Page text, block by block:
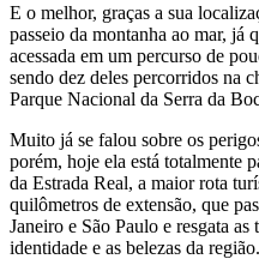
E o melhor, graças a sua
passeio da montanha ao mar, já
acessada em um percurso de
sendo dez deles percorridos na
Parque Nacional da Serra da
Muito já se falou sobre os
porém, hoje ela está totalmente
da Estrada Real, a maior rota
quilômetros de extensão, que
Janeiro e São Paulo e resgata
identidade e as belezas da região.